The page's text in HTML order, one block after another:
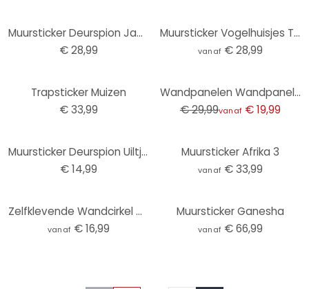
Muursticker Deurspion Jade
€ 28,99
Muursticker Vogelhuisjes Toren
vanaf € 28,99
Trapsticker Muizen
€ 33,99
Wandpanelen Wandpanelen zelfklevend roestbruin met nerf
€ 29,99vanaf € 19,99
Muursticker Deurspion Uiltje Sherlock
€ 14,99
Muursticker Afrika 3
vanaf € 33,99
Zelfklevende Wandcirkel Ombre Mauve
vanaf € 16,99
Muursticker Ganesha
vanaf € 66,99